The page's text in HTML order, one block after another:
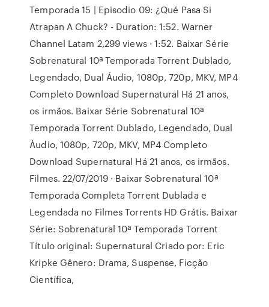
Temporada 15 | Episodio 09: ¿Qué Pasa Si
Atrapan A Chuck? - Duration: 1:52. Warner
Channel Latam 2,299 views · 1:52. Baixar Série
Sobrenatural 10ª Temporada Torrent Dublado,
Legendado, Dual Áudio, 1080p, 720p, MKV, MP4
Completo Download Supernatural Há 21 anos,
os irmãos. Baixar Série Sobrenatural 10ª
Temporada Torrent Dublado, Legendado, Dual
Áudio, 1080p, 720p, MKV, MP4 Completo
Download Supernatural Há 21 anos, os irmãos.
Filmes. 22/07/2019 · Baixar Sobrenatural 10ª
Temporada Completa Torrent Dublada e
Legendada no Filmes Torrents HD Grátis. Baixar
Série: Sobrenatural 10ª Temporada Torrent
Título original: Supernatural Criado por: Eric
Kripke Gênero: Drama, Suspense, Ficção
Científica,